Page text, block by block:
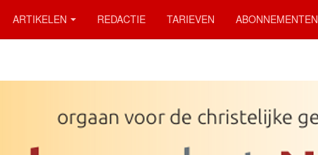
ARTIKELEN REDACTIE TARIEVEN ABONNEMENTEN